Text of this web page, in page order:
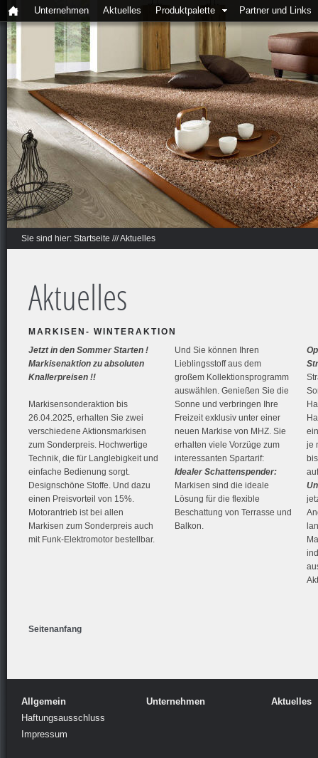
Unternehmen Aktuelles Produktpalette Partner und Links
Sie sind hier: Startseite ///Aktuelles
Aktuelles
MARKISEN- WINTERAKTION
Jetzt in den Sommer Starten !
Markisenaktion zu absoluten
Knallerpreisen !!
Markisensonderaktion bis
26.04.2025, erhalten Sie zwei
verschiedene Aktionsmarkisen
zum Sonderpreis. Hochwertige
Technik, die für Langlebigkeit und
einfache Bedienung sorgt.
Designschöne Stoffe. Und dazu
einen Preisvorteil von 15%.
Motorantrieb ist bei allen
Markisen zum Sonderpreis auch
mit Funk-Elektromotor bestellbar.
Und Sie können Ihren
Lieblingsstoff aus dem
großem Kollektionsprogramm
auswählen. Genießen Sie die
Sonne und verbringen Ihre
Freizeit exklusiv unter einer
neuen Markise von MHZ. Sie
erhalten viele Vorzüge zum
interessanten Spartarif:
Idealer Schattenspender:
Markisen sind die ideale
Lösung für die flexible
Beschattung von Terrasse und
Balkon.
je
Seitenanfang
Allgemein
Haftungsausschluss
Impressum
Unternehmen Aktuelles